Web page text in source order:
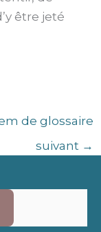
être jeté
de glossaire
suivant →